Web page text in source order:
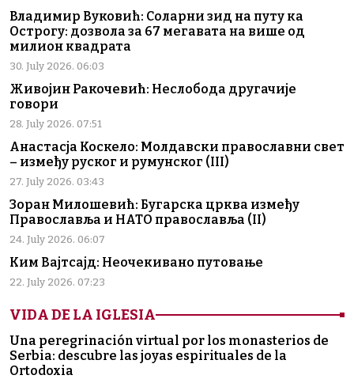
Владимир Вуковић: Соларни зид на путу ка
Острогу: дозвола за 67 мегавата на више од
милион квадрата
30. July 2026. 06:03
Живојин Ракочевић: Неслобода другачије
говори
28. July 2026. 07:51
Анастасја Коскело: Молдавски православни свет
– између руског и румунског (III)
27. July 2026. 03:43
Зоран Милошевић: Бугарска црква између
Православља и НАТО православља (II)
24. July 2026. 06:07
Ким Вајтсајд: Неочекивано путовање
22. July 2026. 07:23
VIDA DE LA IGLESIA
Una peregrinación virtual por los monasterios de
Serbia: descubre las joyas espirituales de la
Ortodoxia